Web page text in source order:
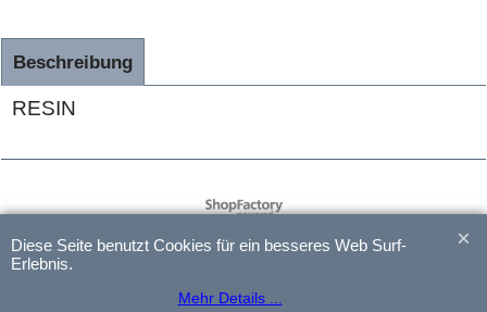
Beschreibung
RESIN
WebShop erstellt mit
ShopFactory Shop
Diese Seite benutzt Cookies für ein besseres Web Surf-
Erlebnis.
Mehr Details ...